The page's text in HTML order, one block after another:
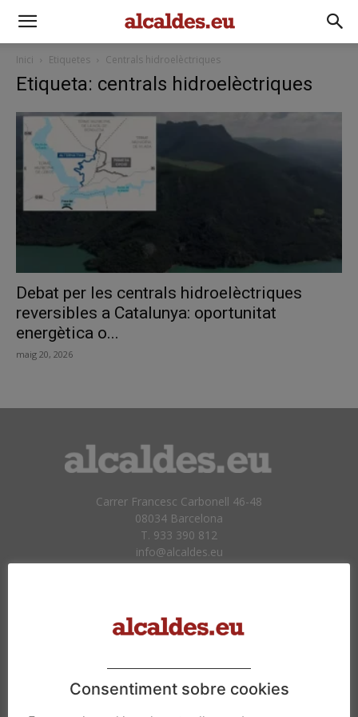
Inici Etiquetes Centrals hidroelèctriques
Etiqueta: centrals hidroelèctriques
Debat per les centrals hidroelèctriques
reversibles a Catalunya: oportunitat
energètica o...
maig 20, 2026
Carrer Francesc Carbonell 46-48
08034 Barcelona
T. 933 390 812
info@alcaldes.eu
Amb la col·laboració de:
Consentiment sobre cookies